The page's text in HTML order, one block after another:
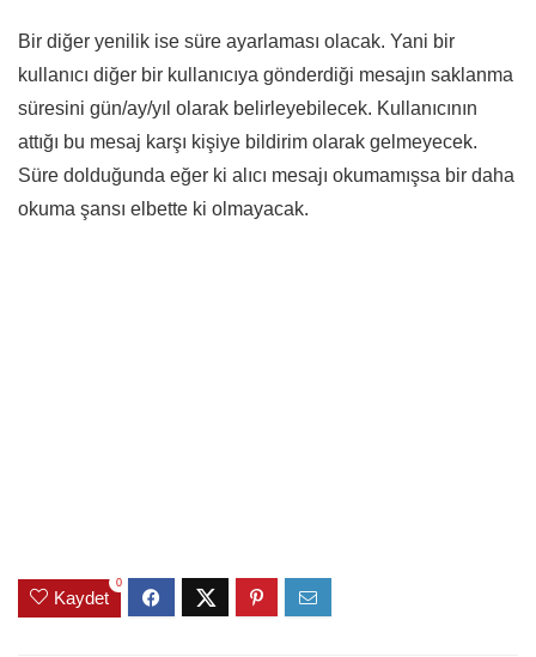
Bir diğer yenilik ise süre ayarlaması olacak. Yani bir
kullanıcı diğer bir kullanıcıya gönderdiği mesajın saklanma
süresini gün/ay/yıl olarak belirleyebilecek. Kullanıcının
attığı bu mesaj karşı kişiye bildirim olarak gelmeyecek.
Süre dolduğunda eğer ki alıcı mesajı okumamışsa bir daha
okuma şansı elbette ki olmayacak.
Kaydet
0